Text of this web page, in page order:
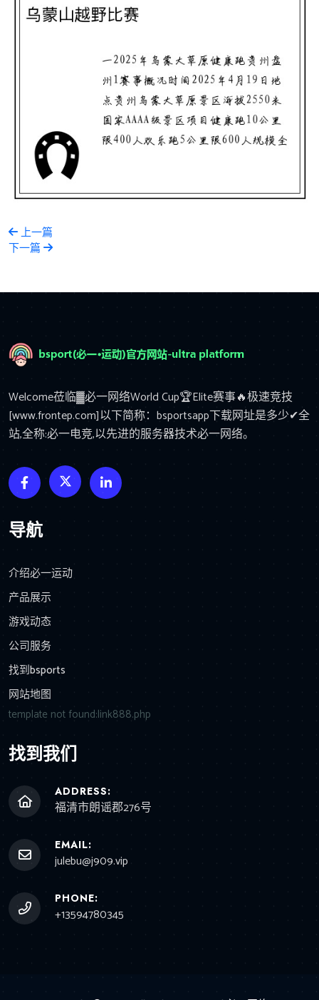
上一篇
下一篇
Welcome莅临▓必一网络World Cup🏆Elite赛事🔥极速竞技
[www.frontep.com]以下简称：bsportsapp下载网址是多少✔全
站,全称:必一电竞,以先进的服务器技术必一网络。
导航
介绍必一运动
产品展示
游戏动态
公司服务
找到bsports
网站地图
template not found:link888.php
找到我们
ADDRESS:
福清市朗谣郡276号
EMAIL:
julebu@j909.vip
PHONE:
+13594780345